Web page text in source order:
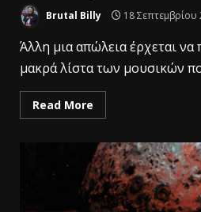
Brutal Billy 18 Σεπτεμβρίου
Άλλη μια απώλεια έρχεται να
μακρά λίστα των μουσικών
Read More